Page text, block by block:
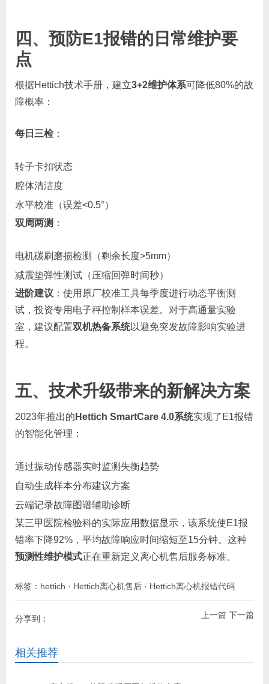
四、预防E1报错的日常维护要
点
根据Hettich技术手册，建立3+2维护体系可降低80%的故
障概率：
每日三检：
转子卡扣状态
腔体清洁度
水平校准（误差<0.5°）
双周两测 ：
电机碳刷磨损检测（剩余长度>5mm）
减震垫弹性测试（压缩回弹时间秒）
进阶建议 ：使用原厂校准工具每季度进行动态平衡测
试，投资专用电子秤控制样本误差。对于高通量实验
室，建议配置双机热备系统以避免突发故障影响实验进
程。
五、技术升级带来的新解决方案
2023年推出的 Hettich SmartCare 4.0系统实现了E1报错
的智能化管理：
通过振动传感器实时监测失衡趋势
自动生成样本分布建议方案
云端记录故障图谱辅助诊断
某三甲医院检验科的实际应用数据显示，该系统使E1报
错率下降92%，平均故障响应时间缩短至15分钟。这种
预测性维护模式正在重新定义离心机售后服务标准。
标签： hettich · Hettich离心机售后 · Hettich离心机报错代码
上一篇 下一篇
分享到：
相关推荐